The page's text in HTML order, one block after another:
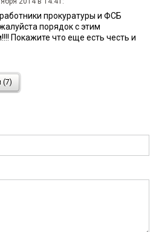
прокуратуры и ФСБ
порядок с этим
Покажите что еще есть честь и
2014 в 20:14:
ФИО чиновников,
пусть КВ огласит фамилии этих
о безобразиях,творящихся в
(7)